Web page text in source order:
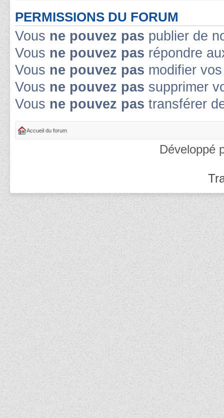
PERMISSIONS DU FORUM
Vous ne pouvez pas publier de
Vous ne pouvez pas répondre
Vous ne pouvez pas modifier
Vous ne pouvez pas supprimer
Vous ne pouvez pas transférer
Accueil du forum
Développé